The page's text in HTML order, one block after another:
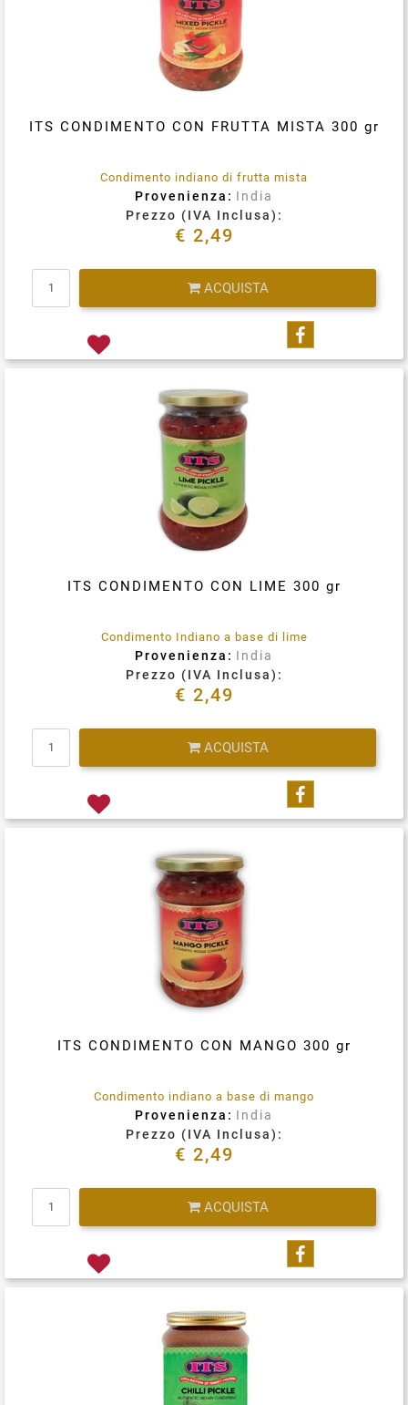
ITS CONDIMENTO CON FRUTTA MISTA 300 gr
Condimento indiano di frutta mista
Provenienza: India
Prezzo (IVA Inclusa):
€ 2,49
ACQUISTA
Condividi su
ITS CONDIMENTO CON LIME 300 gr
Condimento Indiano a base di lime
Provenienza: India
Prezzo (IVA Inclusa):
€ 2,49
ACQUISTA
Condividi su
ITS CONDIMENTO CON MANGO 300 gr
Condimento indiano a base di mango
Provenienza: India
Prezzo (IVA Inclusa):
€ 2,49
ACQUISTA
Condividi su